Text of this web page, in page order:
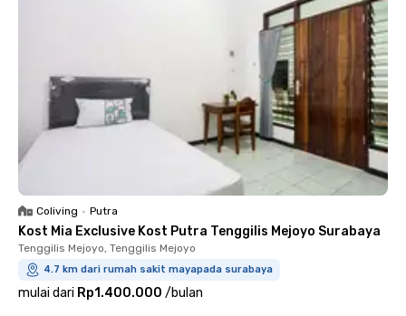
Coliving • Putra
Kost Mia Exclusive Kost Putra Tenggilis Mejoyo Surabaya
Tenggilis Mejoyo, Tenggilis Mejoyo
4.7 km dari rumah sakit mayapada surabaya
mulai dari Rp1.400.000 /bulan